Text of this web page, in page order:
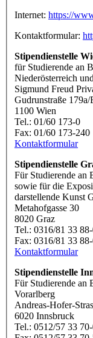
Internet: https://
Kontaktformular:
Stipendienstelle
für Studierende an
Niederösterreich
Sigmund Freud
Gudrunstraße 179a/
1100 Wien
Tel.: 01/60 173-0
Fax: 01/60 173-240
Kontaktformular
Stipendienstelle
Für Studierende an
sowie für die
darstellende Kunst
Metahofgasse 30
8020 Graz
Tel.: 0316/81 33
Fax: 0316/81 33
Kontaktformular
Stipendienstelle
Für Studierende an
Vorarlberg
Andreas-Hofer-
6020 Innsbruck
Tel.: 0512/57 33